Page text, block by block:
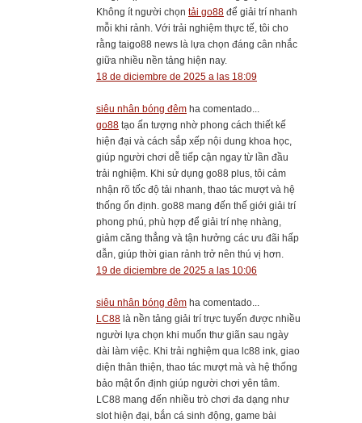
Không ít người chọn tải go88 để giải trí nhanh
mỗi khi rảnh. Với trải nghiệm thực tế, tôi cho
rằng taigo88 news là lựa chọn đáng cân nhắc
giữa nhiều nền tảng hiện nay.
18 de diciembre de 2025 a las 18:09
siêu nhân bóng đêm ha comentado...
go88 tạo ấn tượng nhờ phong cách thiết kế
hiện đại và cách sắp xếp nội dung khoa học,
giúp người chơi dễ tiếp cận ngay từ lần đầu
trải nghiệm. Khi sử dụng go88 plus, tôi cảm
nhận rõ tốc độ tải nhanh, thao tác mượt và hệ
thống ổn định. go88 mang đến thế giới giải trí
phong phú, phù hợp để giải trí nhẹ nhàng,
giảm căng thẳng và tận hưởng các ưu đãi hấp
dẫn, giúp thời gian rảnh trở nên thú vị hơn.
19 de diciembre de 2025 a las 10:06
siêu nhân bóng đêm ha comentado...
LC88 là nền tảng giải trí trực tuyến được nhiều
người lựa chọn khi muốn thư giãn sau ngày
dài làm việc. Khi trải nghiệm qua lc88 ink, giao
diện thân thiện, thao tác mượt mà và hệ thống
bảo mật ổn định giúp người chơi yên tâm.
LC88 mang đến nhiều trò chơi đa dạng như
slot hiện đại, bắn cá sinh động, game bài